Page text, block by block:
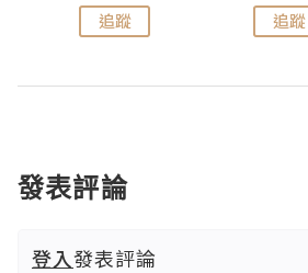
追蹤 追蹤
發表評論
登入發表評論